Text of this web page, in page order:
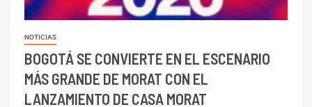
NOTICIAS
BOGOTÁ SE CONVIERTE EN EL ESCENARIO
MÁS GRANDE DE MORAT CON EL
LANZAMIENTO DE CASA MORAT